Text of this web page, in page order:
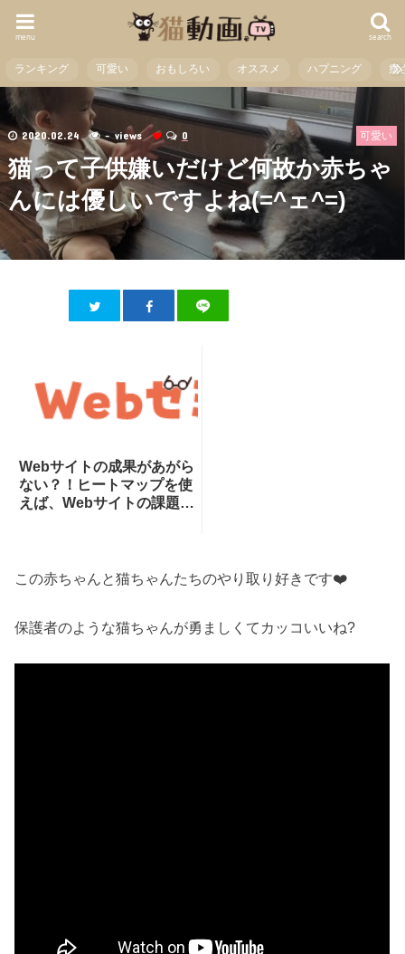
search
menu
ランキング 可愛い おもしろい オススメ ハプニング 癒
可愛い
2020.02.24 - views 0
猫って子供嫌いだけど何故か赤ちゃ
んには優しいですよね(=^ェ^=)
Webサイトの成果があがら
ない？！ヒートマップを使
えば、Webサイトの課題が
この赤ちゃんと猫ちゃんたちのやり取り好きです❤️
保護者のような猫ちゃんが勇ましくてカッコいいね?